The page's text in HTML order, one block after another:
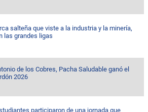
salteña que viste a la industria y la minería,
las grandes ligas
de los Cobres, Pacha Saludable ganó el
2026
participaron de una jornada que